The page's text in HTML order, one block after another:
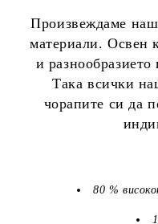
Произвеждаме
материали. Освен
и
Така всички
чорапите си да
80 %